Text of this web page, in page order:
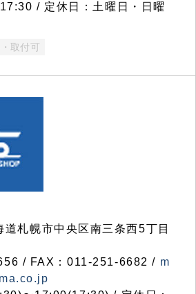
/ 定休日：土曜日・日曜
取付可
札幌市中央区南三条西5丁目
/ FAX：011-251-6682 / m